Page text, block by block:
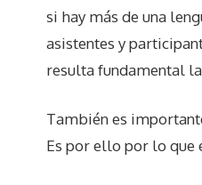
si hay más de una
asistentes y
resulta fundamental
También es
Es por ello por lo que